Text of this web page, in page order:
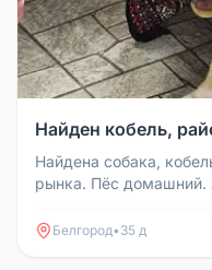
Найден кобель,
Найдена собака,
рынка. Пёс домашний.
Белгород• 35 д